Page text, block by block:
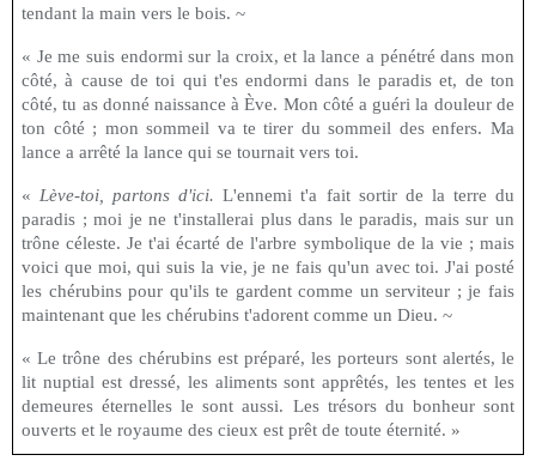
tendant la main vers le bois. ~
« Je me suis endormi sur la croix, et la lance a pénétré dans mon
côté, à cause de toi qui t'es endormi dans le paradis et, de ton
côté, tu as donné naissance à Ève. Mon côté a guéri la douleur de
ton côté ; mon sommeil va te tirer du sommeil des enfers. Ma
lance a arrêté la lance qui se tournait vers toi.
« Lève-toi, partons d'ici. L'ennemi t'a fait sortir de la terre du
paradis ; moi je ne t'installerai plus dans le paradis, mais sur un
trône céleste. Je t'ai écarté de l'arbre symbolique de la vie ; mais
voici que moi, qui suis la vie, je ne fais qu'un avec toi. J'ai posté
les chérubins pour qu'ils te gardent comme un serviteur ; je fais
maintenant que les chérubins t'adorent comme un Dieu. ~
« Le trône des chérubins est préparé, les porteurs sont alertés, le
lit nuptial est dressé, les aliments sont apprêtés, les tentes et les
demeures éternelles le sont aussi. Les trésors du bonheur sont
ouverts et le royaume des cieux est prêt de toute éternité. »